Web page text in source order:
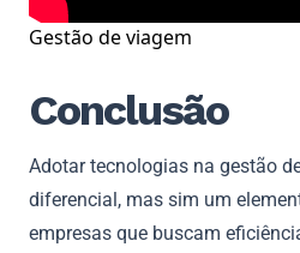
Gestão de viagem
Conclusão
Adotar tecnologias na gestão
diferencial, mas sim um
empresas que buscam